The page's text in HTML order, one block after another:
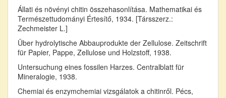
Állati és növényi chitin összehasonlítása. Mathematikai és
Természettudományi Értesítő, 1934. [Társszerz.:
Zechmeister L.]
Über hydrolytische Abbauprodukte der Zellulose. Zeitschrift
für Papier, Pappe, Zellulose und Holzstoff, 1938.
Untersuchung eines fossilen Harzes. Centralblatt für
Mineralogie, 1938.
Chemiai és enzymchemiai vizsgálatok a chitinről. Pécs,